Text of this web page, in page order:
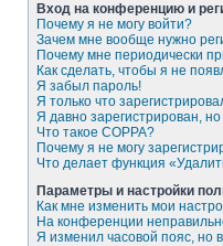
Вход на конференцию и
Почему я не могу войти?
Зачем мне вообще нужно
Почему мне периодически
Как сделать, чтобы я не
Я забыл пароль!
Я только что
Я давно зарегистрирован,
Что такое COPPA?
Почему я не могу
Что делает функция
Параметры и настройки
Как мне изменить мои
На конференции
Я изменил часовой пояс, но